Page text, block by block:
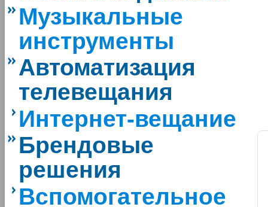
Музыкальные
инструменты
Автоматизация
телевещания
Интернет-вещание
Брендовые
решения
Вспомогательное